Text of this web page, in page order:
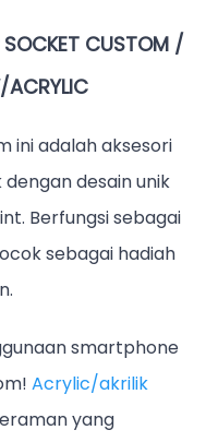
CUSTOM /
ACRYLIC
ini adalah aksesori
desain unik
Berfungsi sebagai
sebagai hadiah
smartphone
Acrylic/akrilik
yang